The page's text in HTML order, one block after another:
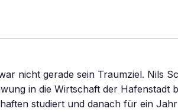
nicht gerade sein Traumziel. Nils
in die Wirtschaft der Hafenstadt
studiert und danach für ein